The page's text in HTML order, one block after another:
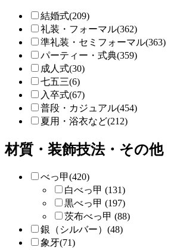
結婚式(209)
礼装・フォーマル(362)
準礼装・セミフォーマル(363)
パーティー・式典(359)
成人式(30)
七五三(6)
入卒式(67)
普段・カジュアル(454)
夏用・浴衣など(212)
材質・装飾技法・その他
べっ甲(420)
白べっ甲 (131)
黒べっ甲 (197)
茨布べっ甲 (88)
銀（シルバー）(48)
象牙(71)